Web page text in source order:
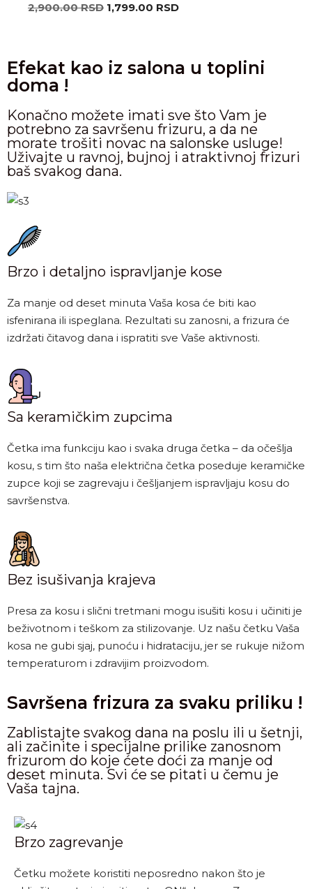
2,900.00RSD 1,799.00 RSD
Efekat kao iz salona u toplini
doma !
Konačno možete imati sve što Vam je
potrebno za savršenu frizuru, a da ne
morate trošiti novac na salonske usluge!
Uživajte u ravnoj, bujnoj i atraktivnoj frizuri
baš svakog dana.
Brzo i detaljno ispravljanje kose
Za manje od deset minuta Vaša kosa će biti kao
isfenirana ili ispeglana. Rezultati su zanosni, a frizura će
izdržati čitavog dana i ispratiti sve Vaše aktivnosti.
Sa keramičkim zupcima
Četka ima funkciju kao i svaka druga četka – da očešlja
kosu, s tim što naša električna četka poseduje keramičke
zupce koji se zagrevaju i češljanjem ispravljaju kosu do
savršenstva.
Bez isušivanja krajeva
Presa za kosu i slični tretmani mogu isušiti kosu i učiniti je
beživotnom i teškom za stilizovanje. Uz našu četku Vaša
kosa ne gubi sjaj, punoću i hidrataciju, jer se rukuje nižom
temperaturom i zdravijim proizvodom.
Savršena frizura za svaku priliku !
Zablistajte svakog dana na poslu ili u šetnji,
ali začinite i specijalne prilike zanosnom
frizurom do koje ćete doći za manje od
deset minuta. Svi će se pitati u čemu je
Vaša tajna.
Brzo zagrevanje
Četku možete koristiti neposredno nakon što je